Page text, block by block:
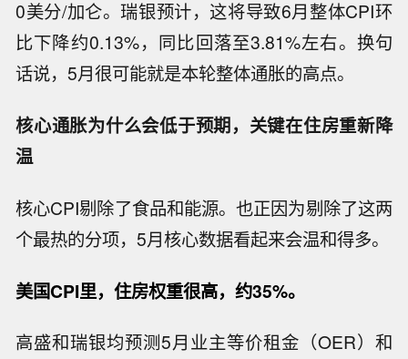
0美分/加仑。瑞银预计，这将导致6月整体CPI环
比下降约0.13%，同比回落至3.81%左右。换句
话说，5月很可能就是本轮整体通胀的高点。
核心通胀为什么会低于预期，关键在住房重新降
温
核心CPI剔除了食品和能源。也正因为剔除了这两
个最热的分项，5月核心数据看起来会温和得多。
美国CPI里，住房权重很高，约35%。
高盛和瑞银均预测5月业主等价租金（OER）和